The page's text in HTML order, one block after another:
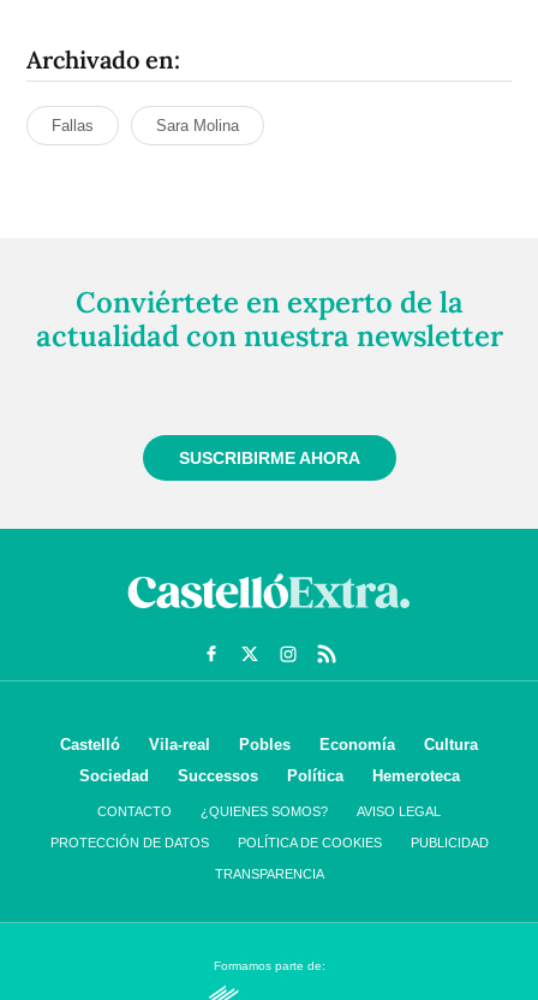
Archivado en:
Fallas Sara Molina
Conviértete en experto de la
actualidad con nuestra newsletter
SUSCRIBIRME AHORA
Castelló Vila-real Pobles Economía
Cultura
Sociedad
Successos Política Hemeroteca
CONTACTO ¿QUIENES SOMOS? AVISO LEGAL
PROTECCIÓN DE DATOS POLÍTICA DE COOKIES PUBLICIDAD
TRANSPARENCIA
Formamos parte de: